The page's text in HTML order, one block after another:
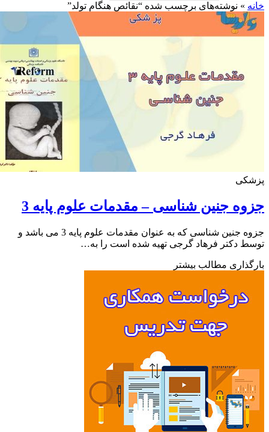
»نوشته‌های برچسب شده “نقائص هنگام تولد”
جنین شناسی – مقدمات علوم پایه 3
جزوه جنین شناسی که به عنوان مقدمات علوم پایه 3 می باشد و
دکتر فرهاد گرجی تهیه شده است را به…
مطالب بیشتر